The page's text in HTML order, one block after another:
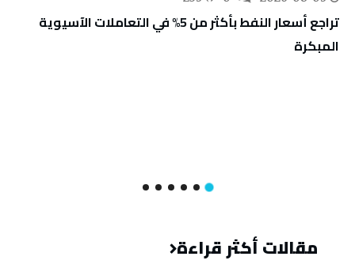
تراجع أسعار النفط بأكثر من 5% في التعاملات الآسيوية
المبكرة
مقالات أكثر قراءة